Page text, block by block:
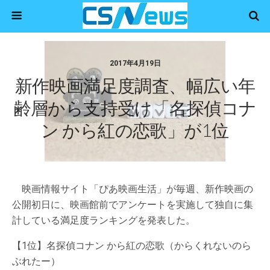
2017年4月19日
新作映画満足度調査、幅広い年
齢層から支持受け「名探偵コナ
ン から紅の恋歌」が1位
映画情報サイト「ぴあ映画生活」が毎週、新作映画の
公開初日に、映画館前でアンケートを実施して独自に集
計している満足度ランキングを発表した。
【1位】名探偵コナン から紅の恋歌（からくれないのら
ぶれたー）